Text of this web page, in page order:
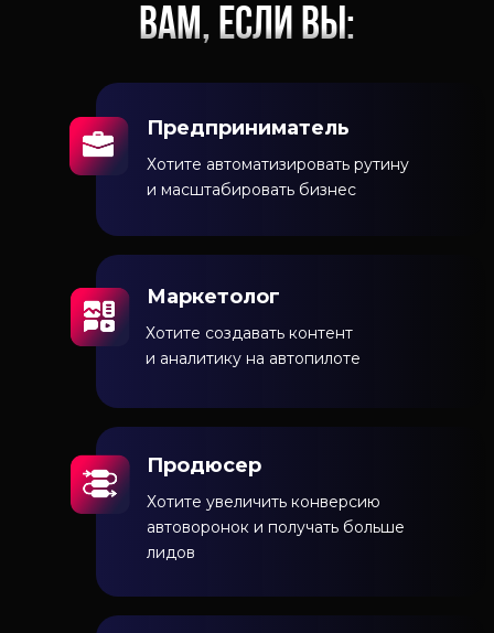
вам, если вы:
Предприниматель
Хотите автоматизировать рутину
и масштабировать бизнес
Маркетолог
Хотите создавать контент
и аналитику на автопилоте
Хотите увеличить конверсию
автоворонок и получать больше
лидов
Продюсер